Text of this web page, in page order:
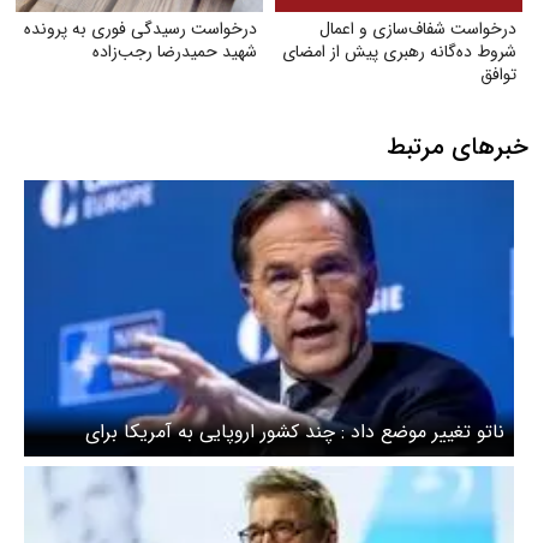
درخواست شفاف‌سازی و اعمال
شروط ده‌گانه رهبری پیش از امضای
توافق
درخواست رسیدگی فوری به پرونده
شهید حمیدرضا رجب‌زاده
خبرهای مرتبط
ناتو تغییر موضع داد : چند کشور اروپایی به آمریکا برای
بازگشایی تنگه هرمز کمک می کنند